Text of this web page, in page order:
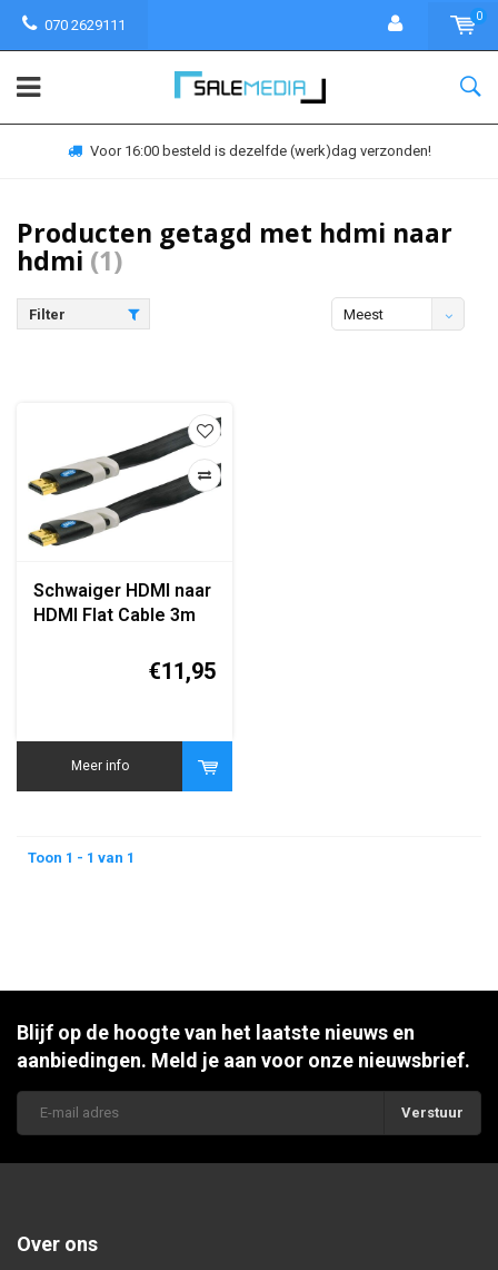
070 2629111
0
Voor 16:00 besteld is dezelfde (werk)dag verzonden!
Producten getagd met hdmi naar
hdmi (1)
Filter
Meest
Schwaiger HDMI naar
HDMI Flat Cable 3m
€11,95
Meer info
Toon 1 - 1 van 1
Blijf op de hoogte van het laatste nieuws en
aanbiedingen. Meld je aan voor onze nieuwsbrief.
Verstuur
Over ons